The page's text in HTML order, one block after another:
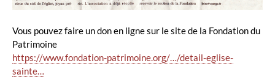
Vous pouvez faire un don en ligne sur le site de la Fondation du
Patrimoine
https://www.fondation-patrimoine.org/…/detail-eglise-
sainte…